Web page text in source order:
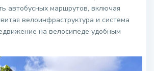
автобусных маршрутов, включая
велоинфраструктура и система
на велосипеде удобным